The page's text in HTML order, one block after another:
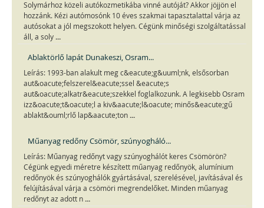
Solymárhoz közeli autókozmetikába vinné autóját? Akkor jöjjön el
hozzánk. Kézi autómosónk 10 éves szakmai tapasztalattal várja az
autósokat a jól megszokott helyen. Cégünk minőségi szolgáltatással
áll, a soly ...
Ablaktörlő lapát Dunakeszi, Osram...
Leírás: 1993-ban alakult meg c&eacute;g&uuml;nk, elsősorban
aut&oacute;felszerel&eacute;ssel &eacute;s
aut&oacute;alkatr&eacute;szekkel foglalkozunk. A legkisebb Osram
izz&oacute;t&oacute;l a kiv&aacute;l&oacute; minős&eacute;gű
ablakt&ouml;rlő lap&aacute;ton ...
Műanyag redőny Csömör, szúnyogháló...
Leírás: Műanyag redőnyt vagy szúnyoghálót keres Csömörön?
Cégünk egyedi méretre készített műanyag redőnyök, alumínium
redőnyök és szúnyoghálók gyártásával, szerelésével, javításával és
felújításával várja a csömöri megrendelőket. Minden műanyag
redőnyt az adott n ...